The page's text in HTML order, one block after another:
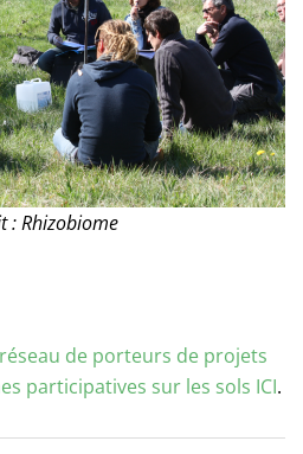
: Rhizobiome
réseau de porteurs de projets
participatives sur les sols ICI.